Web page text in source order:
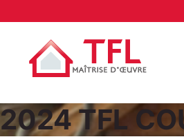
2024 TFL